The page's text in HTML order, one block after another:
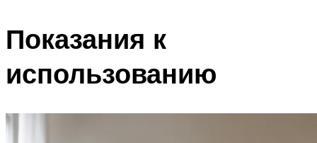
Показания к
использованию